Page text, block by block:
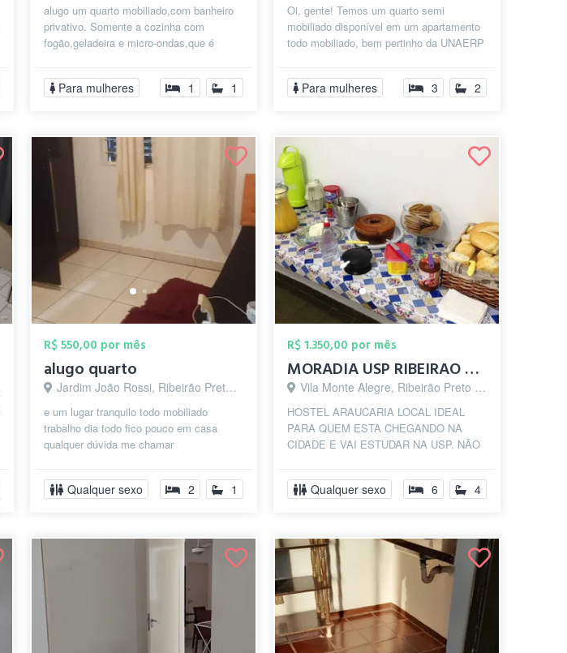
alugo um quarto mobiliado,com banheiro
privativo. Somente a cozinha com
fogão,geladeira e micro-ondas,que é
Para mulheres 1 1
Oi, gente! Temos um quarto semi
mobiliado disponível em um apartamento
todo mobiliado, bem pertinho da UNAERP
cerca...
Para mulheres 3 2
R$ 550,00 por mês
alugo quarto
Jardim João Rossi, Ribeirão Preto - SP
e um lugar tranquilo todo mobiliado
trabalho dia todo fico pouco em casa
qualquer dúvida me chamar
Qualquer sexo 2 1
R$ 1.350,00 por mês
MORADIA USP RIBEIRAO PRETO
Vila Monte Alegre, Ribeirão Preto - SP
HOSTEL ARAUCARIA LOCAL IDEAL
PARA QUEM ESTA CHEGANDO NA
CIDADE E VAI ESTUDAR NA USP. NÃO
TRAZER AS ROUPAS E OBJETOS DE
USO PES...
Qualquer sexo 6 4